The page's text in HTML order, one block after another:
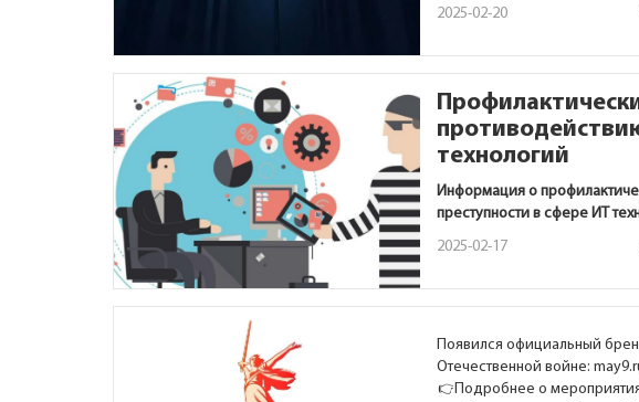
2025-02-20
технологий
Информация о
преступности в сфере ИТ
2025-02-17
Появился официальный
Отечественной войне:
Подробнее о